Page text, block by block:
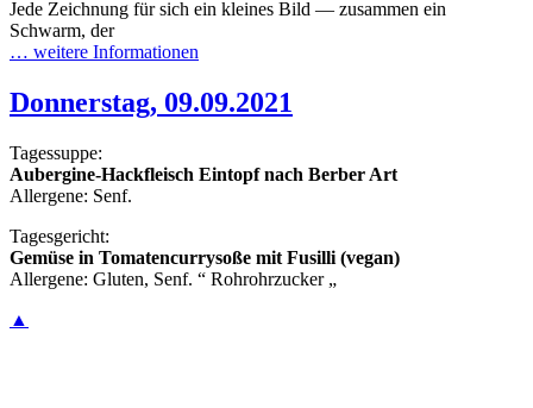
Jede Zeichnung für sich ein kleines Bild — zusammen ein
Schwarm, der
… weitere Informationen
Donnerstag, 09.09.2021
Tagessuppe:
Aubergine-Hackfleisch Eintopf nach Berber Art
Allergene: Senf.
Tagesgericht:
Gemüse in Tomatencurrysoße mit Fusilli (vegan)
Allergene: Gluten, Senf. “ Rohrohrzucker „
▲